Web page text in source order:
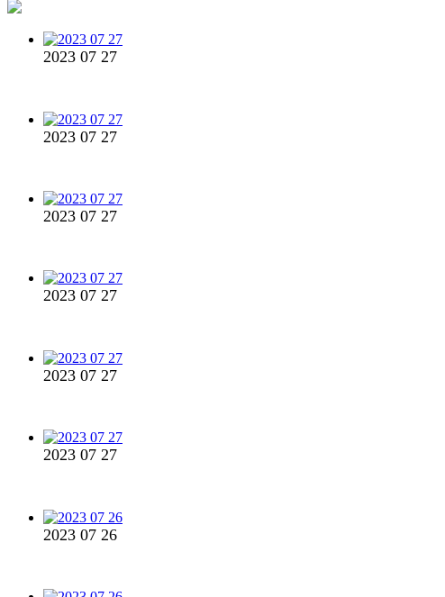
2023 07 27
2023 07 27
2023 07 27
2023 07 27
2023 07 27
2023 07 27
2023 07 26